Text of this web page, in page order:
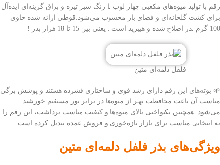
رقم با تولید میوه‌های مکعبی چهار لوب با رنگ سبز تیره و براق گزینه‌ای ایده‌آل
برای کشت گلخانه‌ای و فضای باز محسوب می‌شود.قوطی ارائه شده حاوی
100 گرم بذر اصلاح شده و هیبرید است . یعنی بین 15 تا 18 هزار بذر !
فلفل دلمه‌ای متین
🌱 بوته‌های این رقم دارای رشد قوی و ساختاری فشرده هستند و پوشش برگی
مناسب آن باعث محافظت بهتر از میوه‌ها در برابر نور مستقیم خورشید
می‌شود. همچنین یکنواختی بالای میوه‌ها و کیفیت مناسب برداشت، این رقم را
به انتخابی مناسب برای بازار تازه‌خوری و فروش عمده تبدیل کرده است.
ویژگی‌های بذر فلفل دلمه‌ای متین